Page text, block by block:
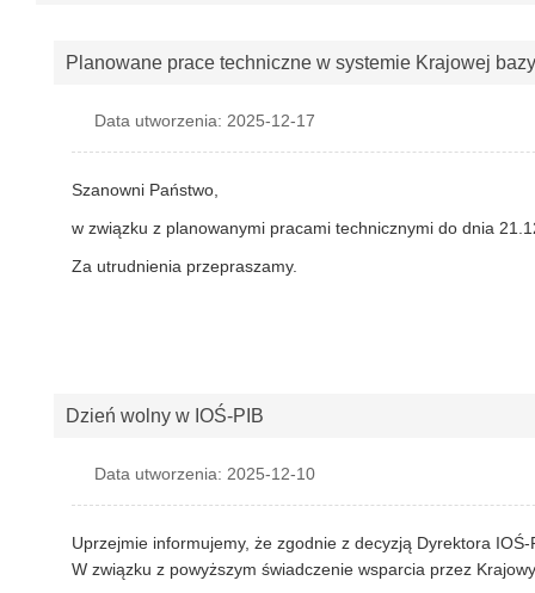
Planowane prace techniczne w systemie Krajowej bazy
Data utworzenia: 2025-12-17
Szanowni Państwo,
w związku z planowanymi pracami technicznymi do dnia
Za utrudnienia przepraszamy.
Dzień wolny w IOŚ-PIB
Data utworzenia: 2025-12-10
Uprzejmie informujemy, że zgodnie z decyzją Dyrektora
W związku z powyższym świadczenie wsparcia przez